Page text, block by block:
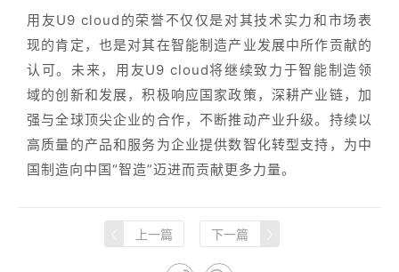
用友U9 cloud的荣誉不仅仅是对其技术实力和市场表
现的肯定，也是对其在智能制造产业发展中所作贡献的
认可。未来，用友U9 cloud将继续致力于智能制造领
域的创新和发展，积极响应国家政策，深耕产业链，加
强与全球顶尖企业的合作，不断推动产业升级。持续以
高质量的产品和服务为企业提供数智化转型支持，为中
国制造向中国“智造”迈进而贡献更多力量。
上一篇 下一篇